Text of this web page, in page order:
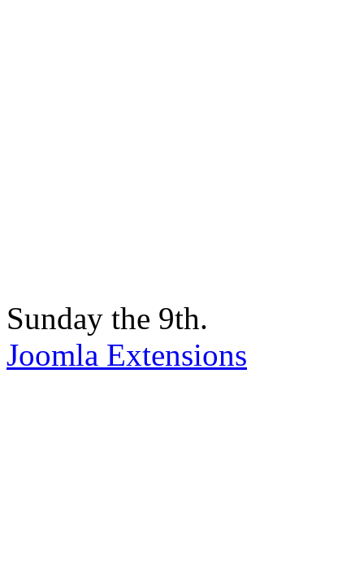
Sunday the 9th.
Joomla Extensions